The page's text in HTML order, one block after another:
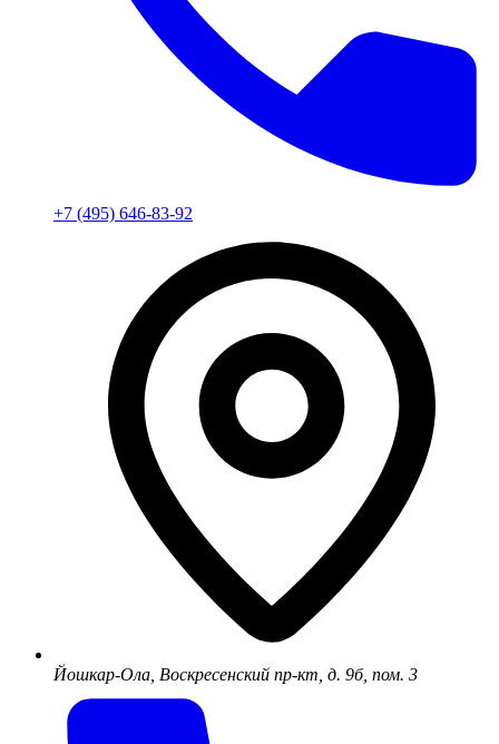
+7 (495) 646-83-92
Йошкар-Ола, Воскресенский пр-кт, д. 9б, пом. 3